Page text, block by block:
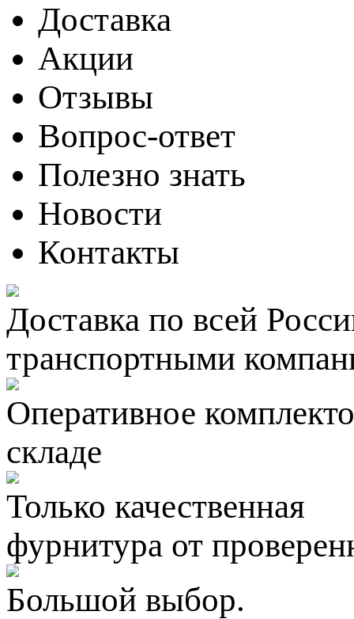
Доставка
Акции
Отзывы
Вопрос-ответ
Полезно знать
Новости
Контакты
Доставка по всей
транспортными
Оперативное
складе
Только качественная
фурнитура от
Большой выбор.